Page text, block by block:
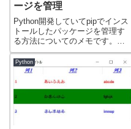
ージを管理
Python開発していてpipでインス
トールしたパッケージを管理す
る方法についてのメモです。利
用中の...
Python